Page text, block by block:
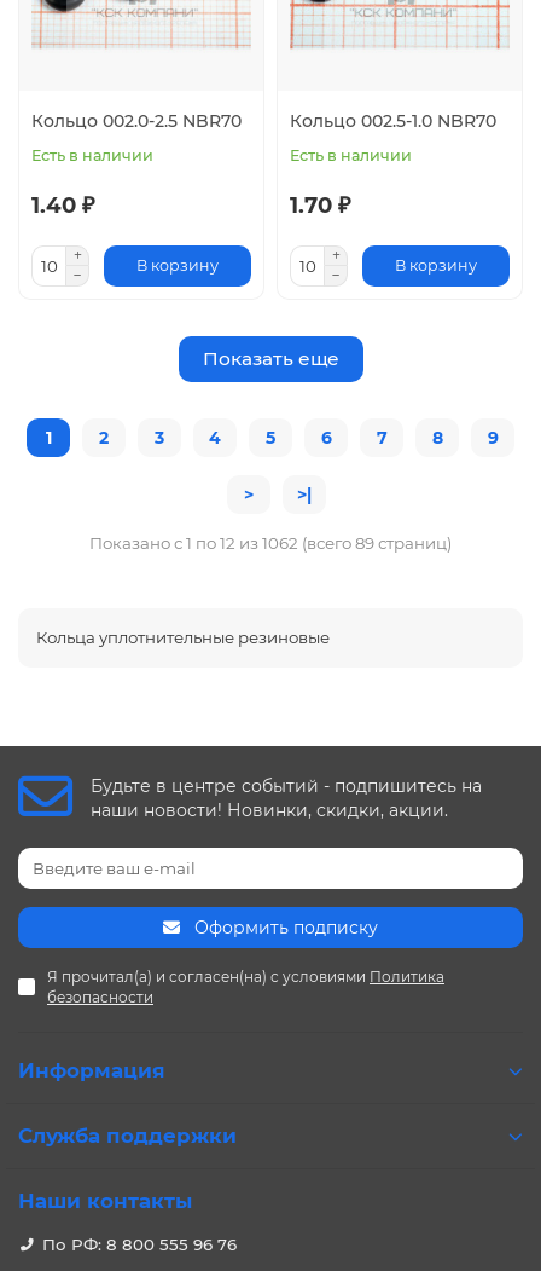
Кольцо 002.0-2.5 NBR70
Есть в наличии
1.40 ₽
В корзину
Кольцо 002.5-1.0 NBR70
Есть в наличии
1.70 ₽
В корзину
Показать еще
1 2 3 4 5 6 7 8 9
> >|
Показано с 1 по 12 из 1062 (всего 89 страниц)
Кольца уплотнительные резиновые
Будьте в центре событий - подпишитесь на
наши новости! Новинки, скидки, акции.
Оформить подписку
Я прочитал(а) и согласен(на) с условиями Политика
безопасности
Информация
Служба поддержки
Наши контакты
По РФ: 8 800 555 96 76